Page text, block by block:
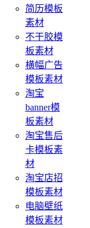
简历模板
素材
不干胶模
板素材
横幅广告
模板素材
淘宝
banner模
板素材
淘宝售后
卡模板素
材
淘宝店招
模板素材
电脑壁纸
模板素材